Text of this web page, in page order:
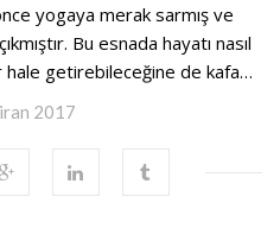
yogaya merak sarmış ve
Bu esnada hayatı nasıl
hale getirebileceğine de kafa…
2017